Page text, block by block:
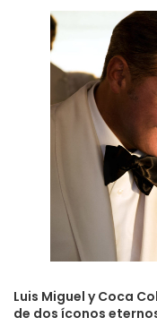
Luis Miguel y Coca
de dos íconos